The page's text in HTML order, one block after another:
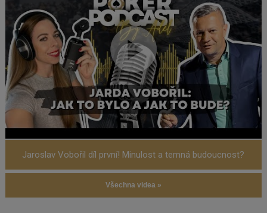
Jaroslav Vobořil díl první! Minulost a temná budoucnost?
Všechna videa »